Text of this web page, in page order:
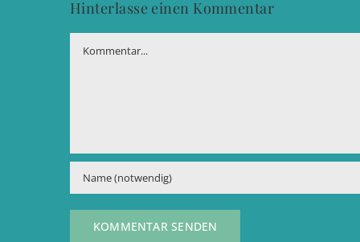
Hinterlasse einen Kommentar